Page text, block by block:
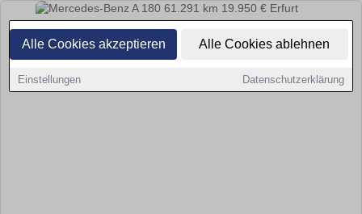
Alle Cookies akzeptieren Alle Cookies ablehnen
Einstellungen Datenschutzerklärung